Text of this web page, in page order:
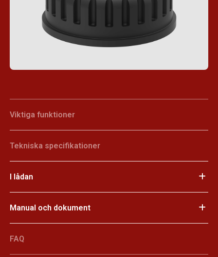
Viktiga funktioner
Tekniska specifikationer
I lådan
Manual och dokument
FAQ